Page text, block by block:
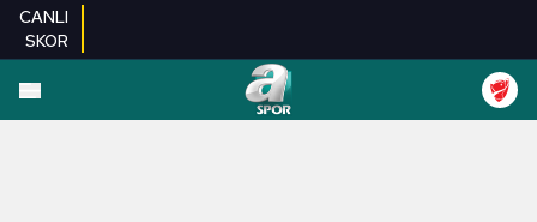
CANLI
SKOR